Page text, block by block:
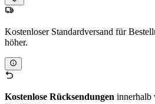
Kostenloser Standardversand für
höher.
Kostenlose Rücksendungen innerhalb